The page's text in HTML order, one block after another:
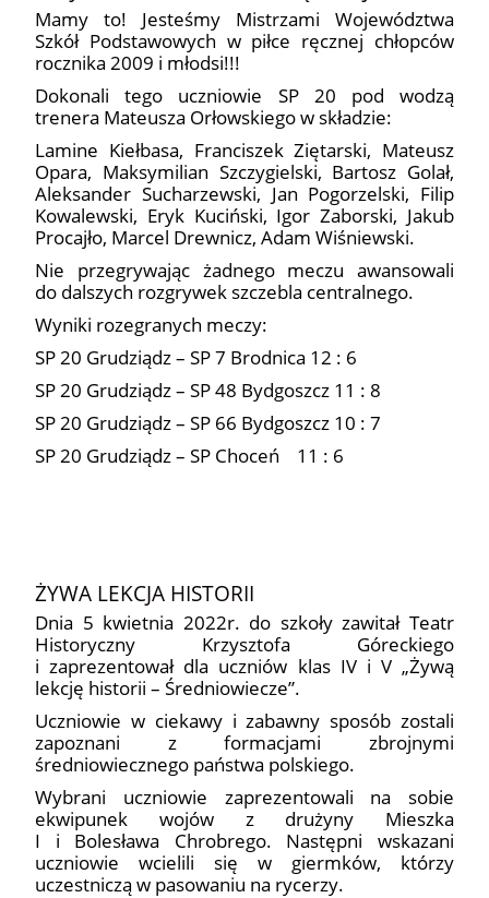
Mamy to! Jesteśmy Mistrzami Województwa
Szkół Podstawowych w piłce ręcznej chłopców
rocznika 2009 i młodsi!!!
Dokonali tego uczniowie SP 20 pod wodzą
trenera Mateusza Orłowskiego w składzie:
Lamine Kiełbasa, Franciszek Ziętarski, Mateusz
Opara, Maksymilian Szczygielski, Bartosz Golał,
Aleksander Sucharzewski, Jan Pogorzelski, Filip
Kowalewski, Eryk Kuciński, Igor Zaborski, Jakub
Procajło, Marcel Drewnicz, Adam Wiśniewski.
Nie przegrywając żadnego meczu awansowali
do dalszych rozgrywek szczebla centralnego.
Wyniki rozegranych meczy:
SP 20 Grudziądz – SP 7 Brodnica 12 : 6
SP 20 Grudziądz – SP 48 Bydgoszcz 11 : 8
SP 20 Grudziądz – SP 66 Bydgoszcz 10 : 7
SP 20 Grudziądz – SP Choceń 11 : 6
ŻYWA LEKCJA HISTORII
Dnia 5 kwietnia 2022r. do szkoły zawitał Teatr
Historyczny Krzysztofa Góreckiego
i zaprezentował dla uczniów klas IV i V „Żywą
lekcję historii – Średniowiecze”.
Uczniowie w ciekawy i zabawny sposób zostali
zapoznani z formacjami zbrojnymi
średniowiecznego państwa polskiego.
Wybrani uczniowie zaprezentowali na sobie
ekwipunek wojów z drużyny Mieszka
I i Bolesława Chrobrego. Następni wskazani
uczniowie wcielili się w giermków, którzy
uczestniczą w pasowaniu na rycerzy.